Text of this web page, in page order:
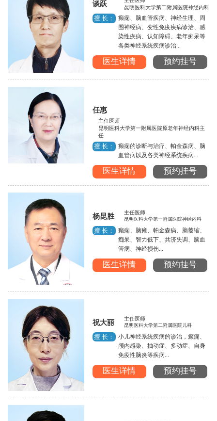
谈跃
昆明医科大学第二附属医院神经内科
擅 长：
癫痫、脑血管疾病、神经生理、周
围神经病、变性免疫疾病诊治、感
染性疾病、认知障碍、老年痴呆等
各类神经系统疾病诊治...
医生详情 预约挂号
任惠
主任医师
昆明医科大学第一附属医院原老年神经内科主
任
擅 长：
癫痫的诊断与治疗、帕金森病、脑
血管病以及各类神经系统疾病...
医生详情 预约挂号
杨昆胜 主任医师
昆明医科大学第一附属医院神经内科
擅 长：
癫痫、脑瘫、帕金森病、脑萎缩、
痴呆、智力低下、共济失调、脑血
管病、神经损伤...
医生详情 预约挂号
祝大丽 主任医师
昆明医科大学第二附属医院儿科
擅 长：
小儿神经系统疾病的诊治，癫痫、
颅内感染、抽动症、多动症、自身
免疫性脑炎等疾病...
医生详情 预约挂号